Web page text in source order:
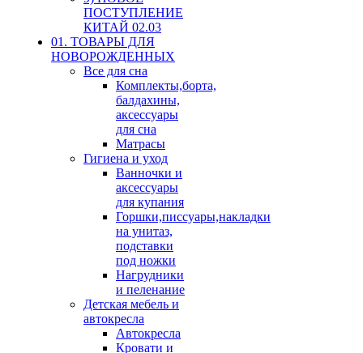
ПОСТУПЛЕНИЕ
КИТАЙ 02.03
01. ТОВАРЫ ДЛЯ
НОВОРОЖДЕННЫХ
Все для сна
Комплекты,борта,
балдахины,
аксессуары
для сна
Матрасы
Гигиена и уход
Ванночки и
аксессуары
для купания
Горшки,писсуары,накладки
на унитаз,
подставки
под ножки
Нагрудники
и пеленание
Детская мебель и
автокресла
Автокресла
Кровати и